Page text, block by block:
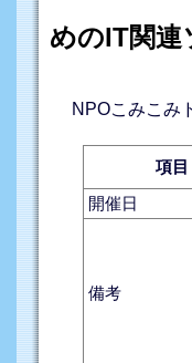
めのIT関連
NPOこみこみ
項目
開催日
備考